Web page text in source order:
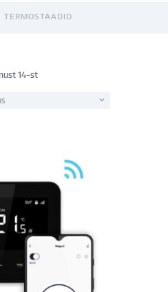
TERMOSTAADID
14-st